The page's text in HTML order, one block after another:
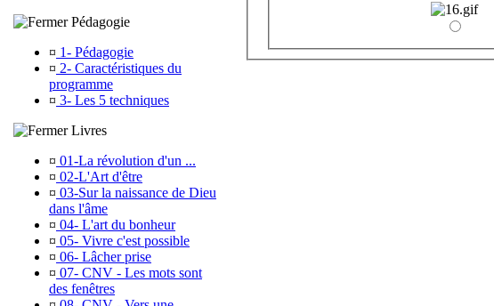
Pédagogie
¤ 1- Pédagogie
¤ 2- Caractéristiques du
programme
¤ 3- Les 5 techniques
Livres
¤ 01-La révolution d'un ...
¤ 02-L'Art d'être
¤ 03-Sur la naissance de Dieu
dans l'âme
¤ 04- L'art du bonheur
¤ 05- Vivre c'est possible
¤ 06- Lâcher prise
¤ 07- CNV - Les mots sont
des fenêtres